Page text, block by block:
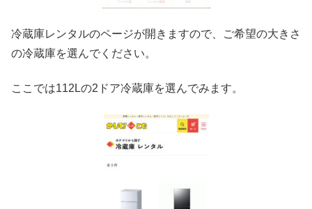
冷蔵庫レンタルのページが開きますので、ご希望の大きさ
の冷蔵庫を選んでください。
ここでは112Lの2ドア冷蔵庫を選んでみます。